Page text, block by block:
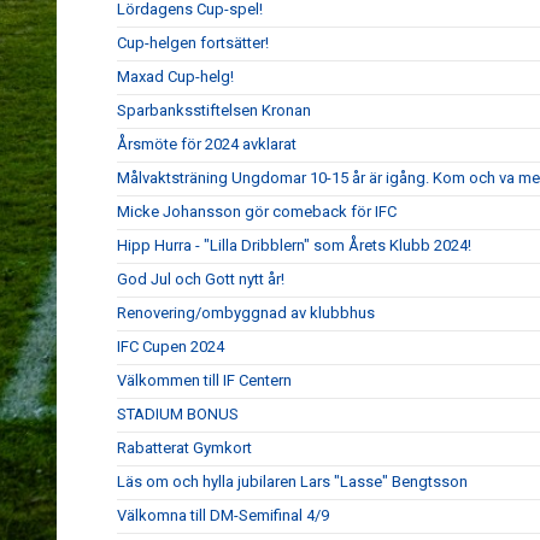
Lördagens Cup-spel!
Cup-helgen fortsätter!
Maxad Cup-helg!
Sparbanksstiftelsen Kronan
Årsmöte för 2024 avklarat
Målvaktsträning Ungdomar 10-15 år är igång. Kom och va
Micke Johansson gör comeback för IFC
Hipp Hurra - "Lilla Dribblern" som Årets Klubb 2024!
God Jul och Gott nytt år!
Renovering/ombyggnad av klubbhus
IFC Cupen 2024
Välkommen till IF Centern
STADIUM BONUS
Rabatterat Gymkort
Läs om och hylla jubilaren Lars "Lasse" Bengtsson
Välkomna till DM-Semifinal 4/9